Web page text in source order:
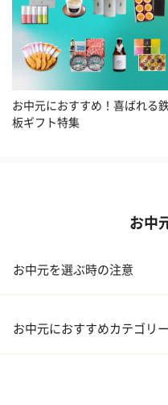
お中元におすすめ！喜ばれる
板ギフト特集
お中
お中元を選ぶ時の注意
お中元におすすめカテゴリー